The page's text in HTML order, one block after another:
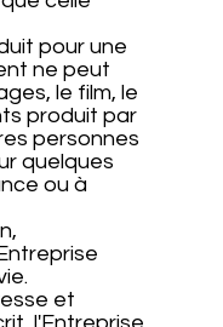
pour une
ne peut
le film, le
produit par
personnes
quelques
ou à
et